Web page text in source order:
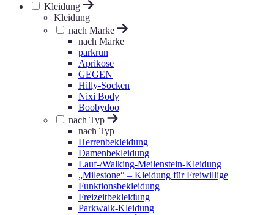
Kleidung
Kleidung
nach Marke
nach Marke
parkrun
Aprikose
GEGEN
Hilly-Socken
Nixi Body
Boobydoo
nach Typ
nach Typ
Herrenbekleidung
Damenbekleidung
Lauf-/Walking-Meilenstein-Kleidung
„Milestone“ – Kleidung für Freiwillige
Funktionsbekleidung
Freizeitbekleidung
Parkwalk-Kleidung